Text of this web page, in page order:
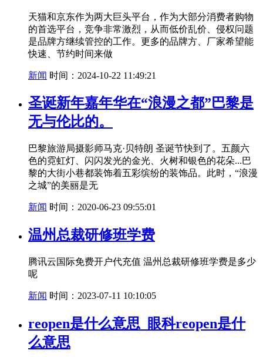
天猫和京东作为两大巨头平台，作为大部分消费者购物
的首选平台，竞争非常激烈，从而低价乱价、侵权问题
是品牌方继续管控的工作。更多的品牌方、厂家希望能
快速、节约时间来做
新闻 时间：2024-10-22 11:49:21
圣诞新年嘉年华在“浪漫之都”巴黎是
无与伦比的。
巴黎旅游局摄影师马克·贝特朗 圣诞节快到了。五颜六
色的霓虹灯、闪闪发光的金光、火树和银色的花朵...巴
黎的大街小巷都装饰着五彩缤纷的装饰品。此时，“浪漫
之城”的美丽是无
新闻 时间：2020-06-23 09:55:01
温州总裁研修班学费
腾讯云国际免费开户代充值 温州总裁研修班学费是多少
呢
新闻 时间：2023-07-11 10:10:05
reopen是什么意思_眼科reopen是什
么意思